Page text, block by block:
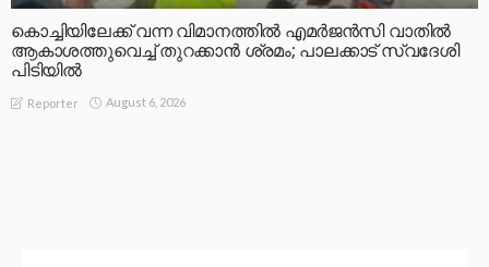
കൊച്ചിയിലേക്ക് വന്ന വിമാനത്തിൽ എമർജൻസി വാതിൽ
ആകാശത്തുവെച്ച് തുറക്കാൻ ശ്രമം; പാലക്കാട് സ്വദേശി
പിടിയിൽ
Reporter August 6, 2026